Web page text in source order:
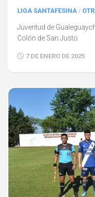
LIGA SANTAFESINA /
Juventud de
Colón de San Justo
7 DE ENERO DE 2025